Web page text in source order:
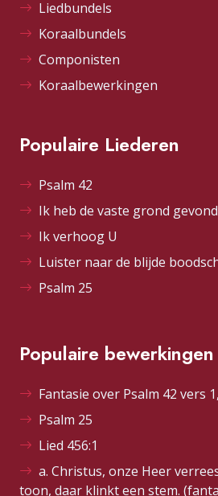
Liedbundels
Koraalbundels
Componisten
Koraalbewerkingen
Populaire Liederen
Psalm 42
Ik heb de vaste grond
Ik verhoog U
Luister naar de blijde
Psalm 25
Populaire bewerkingen
Fantasie over Psalm 42 vers
Psalm 25
Lied 456:1
a. Christus, onze Heer
toon, daar klinkt een stem.